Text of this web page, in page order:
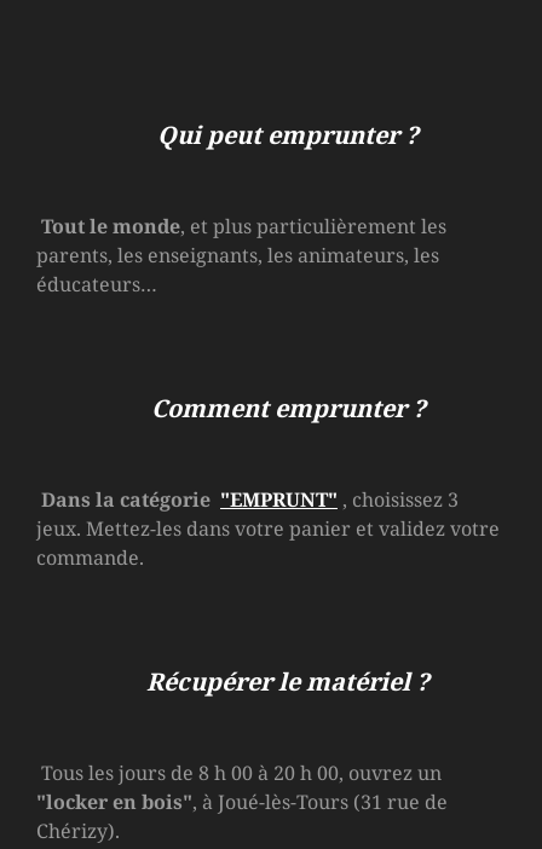
Qui peut emprunter ?
Tout le monde, et plus particulièrement les
parents, les enseignants, les animateurs, les
éducateurs…
Comment emprunter ?
Dans la catégorie "EMPRUNT" , choisissez 3
jeux. Mettez-les dans votre panier et validez votre
commande.
Récupérer le matériel ?
Tous les jours de 8 h 00 à 20 h 00, ouvrez un
"locker en bois", à Joué-lès-Tours (31 rue de
Chérizy).